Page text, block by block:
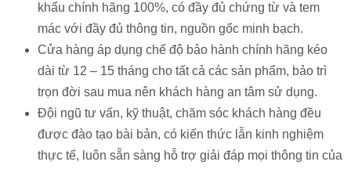
khẩu chính hãng 100%, có đầy đủ chứng từ và tem
mác với đầy đủ thông tin, nguồn gốc minh bạch.
Cửa hàng áp dụng chế độ bảo hành chính hãng kéo
dài từ 12 – 15 tháng cho tất cả các sản phẩm, bảo trì
trọn đời sau mua nên khách hàng an tâm sử dụng.
Đội ngũ tư vấn, kỹ thuật, chăm sóc khách hàng đều
được đào tạo bài bản, có kiến thức lẫn kinh nghiệm
thực tế, luôn sẵn sàng hỗ trợ giải đáp mọi thông tin của